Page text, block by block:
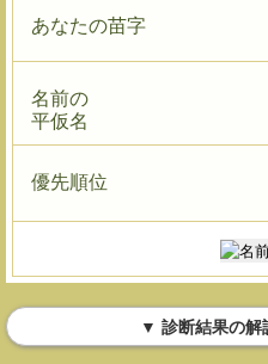
あなたの苗字
名前の
平仮名
優先順位
▼ 診断結果の解